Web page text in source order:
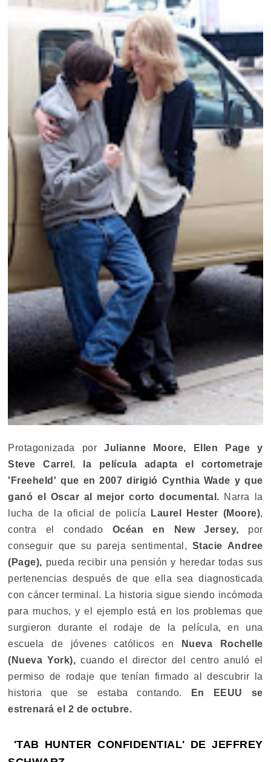
Protagonizada porJulianne Moore, Ellen Page y
Steve Carrel ,
la película adapta el cortometraje
'Freeheld' que en 2007 dirigió Cynthia Wade y que
ganó el Oscar al mejor corto documental. Narra la
lucha de la oficial de policía
Laurel Hester (Moore),
contra el condado Océan en New Jersey, por
conseguir que su pareja sentimental, Stacie Andree
(Page), pueda recibir una pensión y heredar todas sus
pertenencias después de que ella sea diagnosticada
con cáncer terminal. La historia sigue siendo incómoda
para muchos, y el ejemplo está en los problemas que
surgieron durante el rodaje de la película, en una
escuela de jóvenes católicos en
Nueva Rochelle
(Nueva York), cuando el director del centro anuló el
permiso de rodaje que tenían firmado al descubrir la
historia que se estaba contando.
En EEUU se
estrenará el 2 de octubre.
'TAB HUNTER CONFIDENTIAL' DE JEFFREY